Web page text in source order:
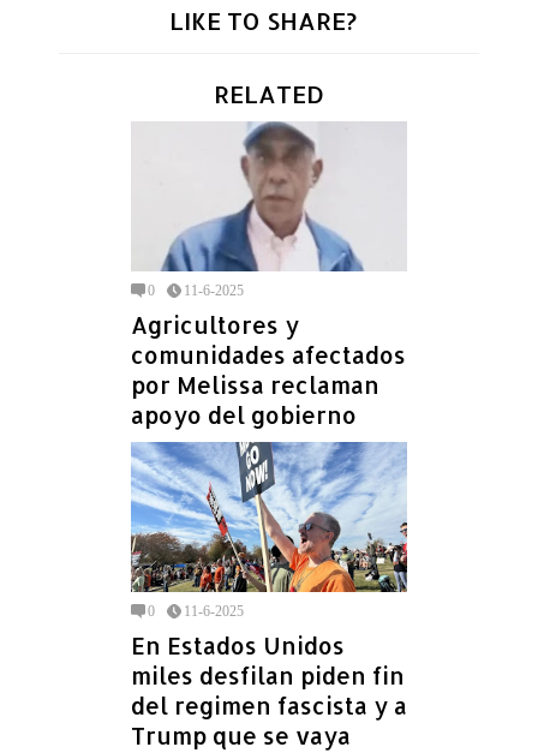
LIKE TO SHARE?
RELATED
0 11-6-2025
Agricultores y
comunidades afectados
por Melissa reclaman
apoyo del gobierno
0 11-6-2025
En Estados Unidos
miles desfilan piden fin
del regimen fascista y a
Trump que se vaya